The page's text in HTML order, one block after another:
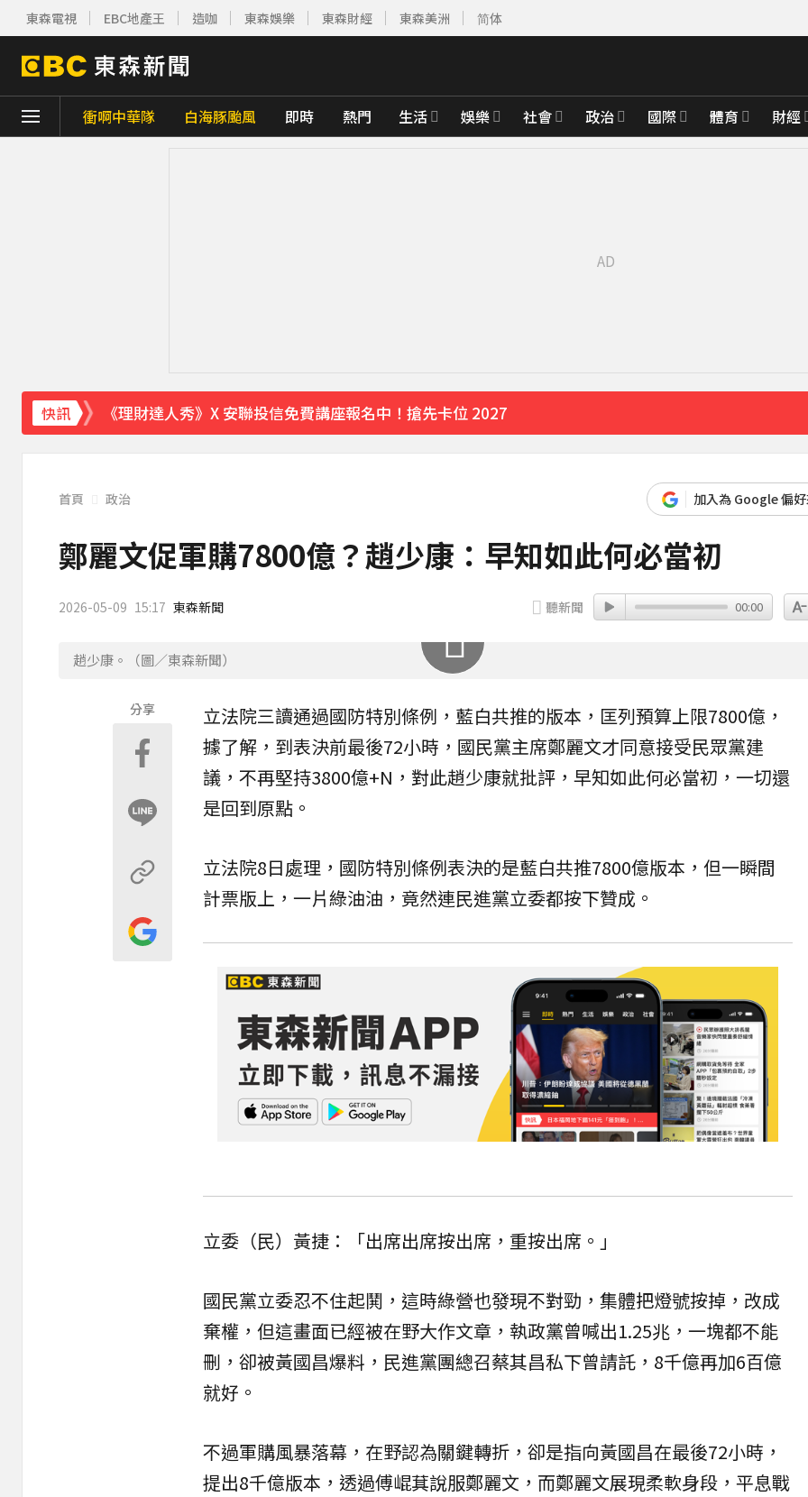
東森電視 EBC地產王 造咖 東森娛樂 東森財經 東森美洲 简体
衝啊中華隊 白海豚颱風 即時 熱門 生活 娛樂 社會 政治 國際 體育 財經
快訊
《理財達人秀》X 安聯投信免費講座報名中！搶先卡位 2027
首頁 政治 加入為 Google 偏
鄭麗文促軍購7800億？趙少康：早知如此何必當初
2026-05-09 15:17 東森新聞 聽新聞 00:00
趙少康。（圖／東森新聞）
分享 立法院三讀通過國防特別條例，藍白共推的版本，匡列預算上限7800億，
據了解，到表決前最後72小時，國民黨主席鄭麗文才同意接受民眾黨建
議，不再堅持3800億+N，對此趙少康就批評，早知如此何必當初，一切還
是回到原點。
立法院8日處理，國防特別條例表決的是藍白共推7800億版本，但一瞬間
計票版上，一片綠油油，竟然連民進黨立委都按下贊成。
立委（民）黃捷：「出席出席按出席，重按出席。」
國民黨立委忍不住起鬨，這時綠營也發現不對勁，集體把燈號按掉，改成
棄權，但這畫面已經被在野大作文章，執政黨曾喊出1.25兆，一塊都不能
刪，卻被黃國昌爆料，民進黨團總召蔡其昌私下曾請託，8千億再加6百億
就好。
不過軍購風暴落幕，在野認為關鍵轉折，卻是指向黃國昌在最後72小時，
提出8千億版本，透過傅崐萁說服鄭麗文，而鄭麗文展現柔軟身段，平息戰